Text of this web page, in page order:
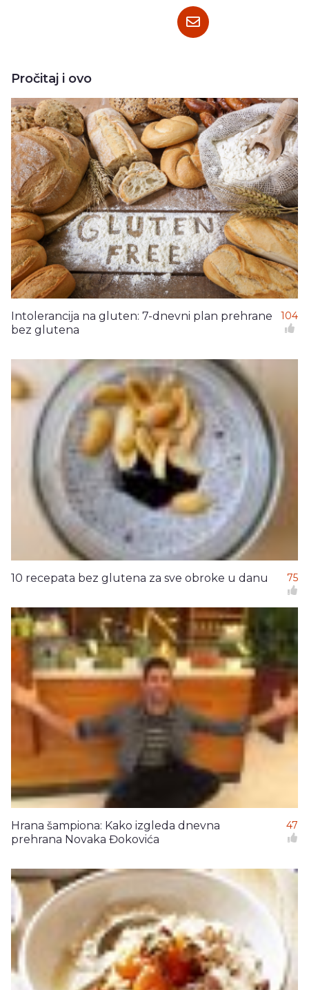
Pročitaj i ovo
Intolerancija na gluten: 7-dnevni plan prehrane
bez glutena
104
10 recepata bez glutena za sve obroke u danu 75
Hrana šampiona: Kako izgleda dnevna
prehrana Novaka Đokovića
47